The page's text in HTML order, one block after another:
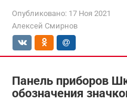
Опубликовано: 17 Ноя 2021
Алексей Смирнов
Панель приборов
обозначения